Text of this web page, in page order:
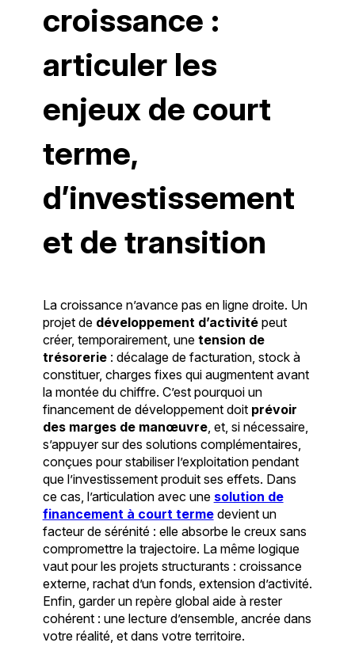
croissance :
articuler les
enjeux de court
terme,
d’investissement
et de transition
La croissance n’avance pas en ligne droite. Un
projet de développement d’activitépeut
créer, temporairement, une tension de
trésorerie: décalage de facturation, stock à
constituer, charges fixes qui augmentent avant
la montée du chiffre. C’est pourquoi un
financement de développement doit prévoir
des marges de manœuvre, et, si nécessaire,
s’appuyer sur des solutions complémentaires,
conçues pour stabiliser l’exploitation pendant
que l’investissement produit ses effets. Dans
ce cas, l’articulation avec une solution de
financement à court termedevient un
facteur de sérénité : elle absorbe le creux sans
compromettre la trajectoire. La même logique
vaut pour les projets structurants : croissance
externe, rachat d’un fonds, extension d’activité.
Enfin, garder un repère global aide à rester
cohérent : une lecture d’ensemble, ancrée dans
votre réalité, et dans votre territoire.